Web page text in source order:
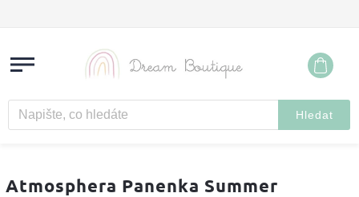
Hledat
Atmosphera Panenka Summer